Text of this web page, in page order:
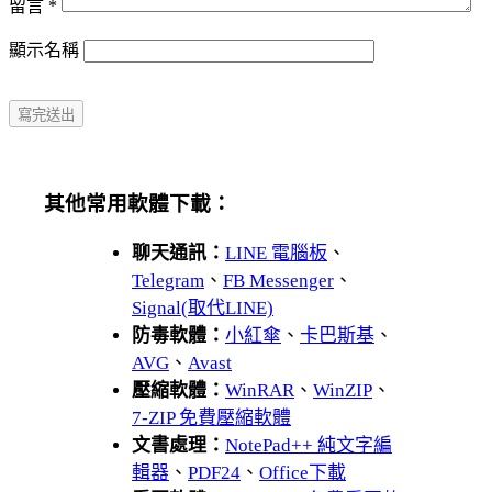
留言 *
顯示名稱
其他常用軟體下載：
聊天通訊： LINE 電腦板 、
Telegram 、 FB Messenger 、
Signal(取代LINE)
防毒軟體： 小紅傘 、 卡巴斯基 、
AVG 、 Avast
壓縮軟體： WinRAR 、 WinZIP 、
7-ZIP 免費壓縮軟體
文書處理： NotePad++ 純文字編
輯器 、 PDF24 、 Office下載